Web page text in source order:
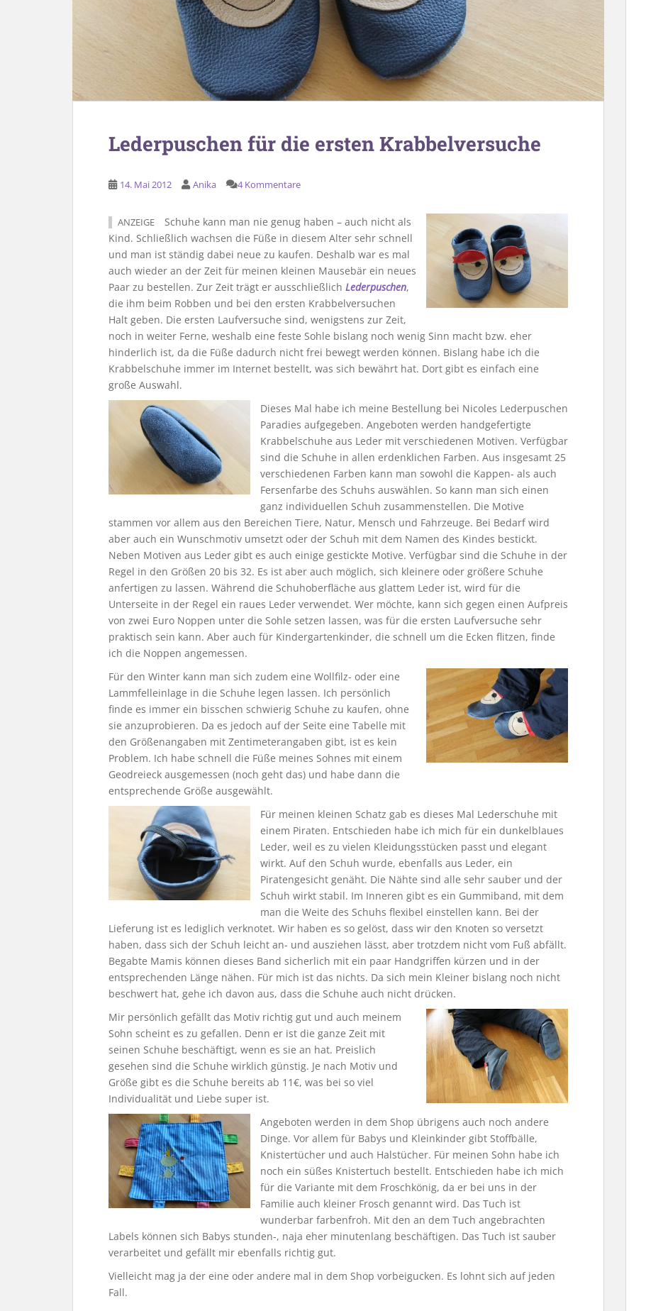
Lederpuschen für die ersten Krabbelversuche
14. Mai 2012 Anika 4 Kommentare
ANZEIGE
Schuhe kann man nie genug haben – auch nicht als
Kind. Schließlich wachsen die Füße in diesem Alter sehr schnell
und man ist ständig dabei neue zu kaufen. Deshalb war es mal
auch wieder an der Zeit für meinen kleinen Mausebär ein neues
Paar zu bestellen. Zur Zeit trägt er ausschließlich Lederpuschen,
die ihm beim Robben und bei den ersten Krabbelversuchen
Halt geben. Die ersten Laufversuche sind, wenigstens zur Zeit,
noch in weiter Ferne, weshalb eine feste Sohle bislang noch wenig Sinn macht bzw. eher
hinderlich ist, da die Füße dadurch nicht frei bewegt werden können. Bislang habe ich die
Krabbelschuhe immer im Internet bestellt, was sich bewährt hat. Dort gibt es einfach eine
große Auswahl.
Dieses Mal habe ich meine Bestellung bei Nicoles Lederpuschen
Paradies aufgegeben. Angeboten werden handgefertigte
Krabbelschuhe aus Leder mit verschiedenen Motiven. Verfügbar
sind die Schuhe in allen erdenklichen Farben. Aus insgesamt 25
verschiedenen Farben kann man sowohl die Kappen- als auch
Fersenfarbe des Schuhs auswählen. So kann man sich einen
ganz individuellen Schuh zusammenstellen. Die Motive
stammen vor allem aus den Bereichen Tiere, Natur, Mensch und Fahrzeuge. Bei Bedarf wird
aber auch ein Wunschmotiv umsetzt oder der Schuh mit dem Namen des Kindes bestickt.
Neben Motiven aus Leder gibt es auch einige gestickte Motive. Verfügbar sind die Schuhe in der
Regel in den Größen 20 bis 32. Es ist aber auch möglich, sich kleinere oder größere Schuhe
anfertigen zu lassen. Während die Schuhoberfläche aus glattem Leder ist, wird für die
Unterseite in der Regel ein raues Leder verwendet. Wer möchte, kann sich gegen einen Aufpreis
von zwei Euro Noppen unter die Sohle setzen lassen, was für die ersten Laufversuche sehr
praktisch sein kann. Aber auch für Kindergartenkinder, die schnell um die Ecken flitzen, finde
ich die Noppen angemessen.
Für den Winter kann man sich zudem eine Wollfilz- oder eine
Lammfelleinlage in die Schuhe legen lassen. Ich persönlich
finde es immer ein bisschen schwierig Schuhe zu kaufen, ohne
sie anzuprobieren. Da es jedoch auf der Seite eine Tabelle mit
den Größenangaben mit Zentimeterangaben gibt, ist es kein
Problem. Ich habe schnell die Füße meines Sohnes mit einem
Geodreieck ausgemessen (noch geht das) und habe dann die
entsprechende Größe ausgewählt.
Für meinen kleinen Schatz gab es dieses Mal Lederschuhe mit
einem Piraten. Entschieden habe ich mich für ein dunkelblaues
Leder, weil es zu vielen Kleidungsstücken passt und elegant
wirkt. Auf den Schuh wurde, ebenfalls aus Leder, ein
Piratengesicht genäht. Die Nähte sind alle sehr sauber und der
Schuh wirkt stabil. Im Inneren gibt es ein Gummiband, mit dem
man die Weite des Schuhs flexibel einstellen kann. Bei der
Lieferung ist es lediglich verknotet. Wir haben es so gelöst, dass wir den Knoten so versetzt
haben, dass sich der Schuh leicht an- und ausziehen lässt, aber trotzdem nicht vom Fuß abfällt.
Begabte Mamis können dieses Band sicherlich mit ein paar Handgriffen kürzen und in der
entsprechenden Länge nähen. Für mich ist das nichts. Da sich mein Kleiner bislang noch nicht
beschwert hat, gehe ich davon aus, dass die Schuhe auch nicht drücken.
Mir persönlich gefällt das Motiv richtig gut und auch meinem
Sohn scheint es zu gefallen. Denn er ist die ganze Zeit mit
seinen Schuhe beschäftigt, wenn es sie an hat. Preislich
gesehen sind die Schuhe wirklich günstig. Je nach Motiv und
Größe gibt es die Schuhe bereits ab 11€, was bei so viel
Individualität und Liebe super ist.
Angeboten werden in dem Shop übrigens auch noch andere
Dinge. Vor allem für Babys und Kleinkinder gibt Stoffbälle,
Knistertücher und auch Halstücher. Für meinen Sohn habe ich
noch ein süßes Knistertuch bestellt. Entschieden habe ich mich
für die Variante mit dem Froschkönig, da er bei uns in der
Familie auch kleiner Frosch genannt wird. Das Tuch ist
wunderbar farbenfroh. Mit den an dem Tuch angebrachten
Labels können sich Babys stunden-, naja eher minutenlang beschäftigen. Das Tuch ist sauber
verarbeitet und gefällt mir ebenfalls richtig gut.
Vielleicht mag ja der eine oder andere mal in dem Shop vorbeigucken. Es lohnt sich auf jeden
Fall.